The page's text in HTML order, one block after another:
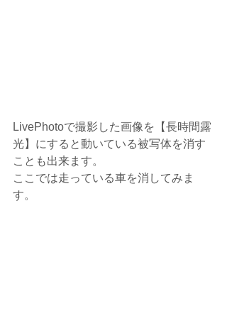
LivePhotoで撮影した画像を【長時間露
光】にすると動いている被写体を消す
ことも出来ます。
ここでは走っている車を消してみま
す。